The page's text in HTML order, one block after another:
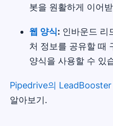
봇을 원활하게 이어
웹 양식: 인바운드 리
처 정보를 공유할 때
양식을 사용할 수 있
Pipedrive의 LeadBooster
알아보기.